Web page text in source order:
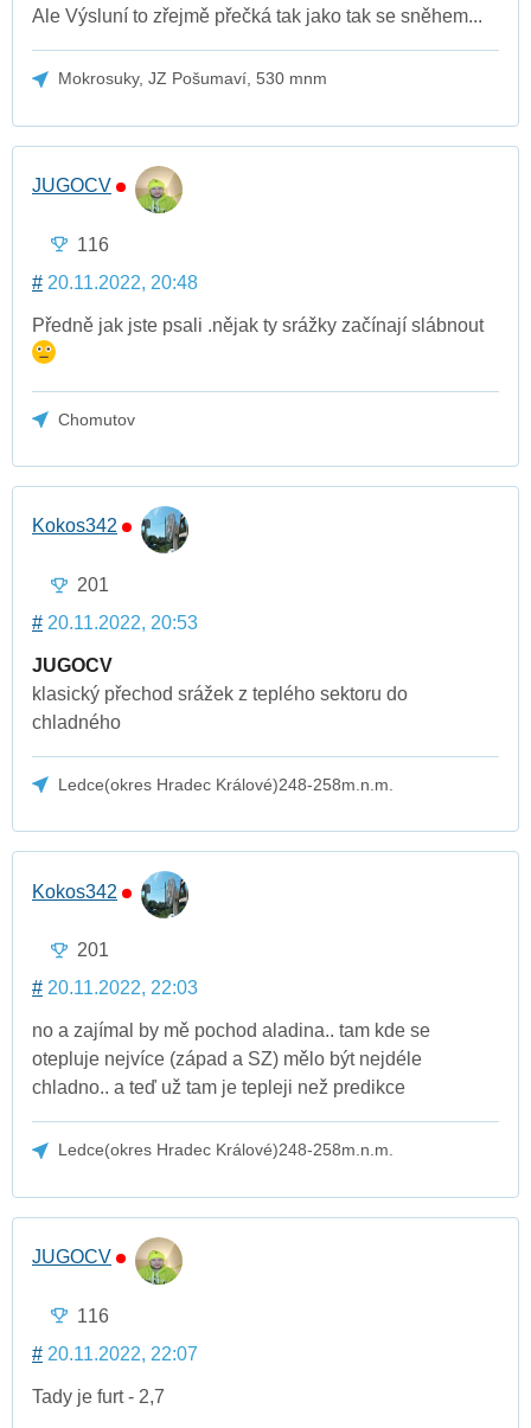
Ale Výsluní to zřejmě přečká tak jako tak se sněhem...
Mokrosuky, JZ Pošumaví, 530 mnm
JUGOCV
116
# 20.11.2022, 20:48
Předně jak jste psali .nějak ty srážky začínají slábnout
Chomutov
Kokos342
201
# 20.11.2022, 20:53
JUGOCV
klasický přechod srážek z teplého sektoru do
chladného
Ledce(okres Hradec Králové)248-258m.n.m.
Kokos342
201
# 20.11.2022, 22:03
no a zajímal by mě pochod aladina.. tam kde se
otepluje nejvíce (západ a SZ) mělo být nejdéle
chladno.. a teď už tam je tepleji než predikce
Ledce(okres Hradec Králové)248-258m.n.m.
JUGOCV
116
# 20.11.2022, 22:07
Tady je furt - 2,7